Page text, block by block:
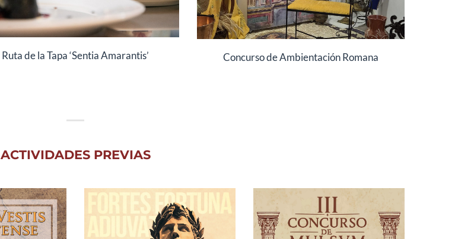
Ruta de la Tapa ‘Sentia Amarantis’ Concurso de Ambientación Romana
ACTIVIDADES PREVIAS